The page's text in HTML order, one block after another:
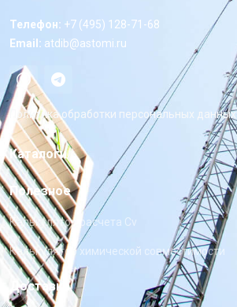
Телефон: +7 (495) 128-71-68
Email: atdib@astomi.ru
Политика обработки персональных данных
Каталоги
Полезное
Калькулятор расчета Cv
Калькулятор химической совместимости
Доставка